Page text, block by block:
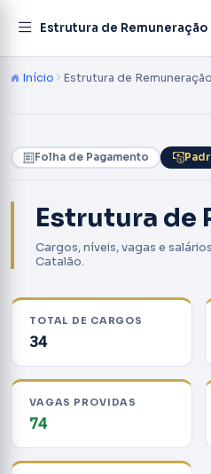
Estrutura de Remuneração
Início Estrutura de Remuneração
Folha de Pagamento
Estrutura de
Cargos, níveis, vagas e
Catalão.
TOTAL DE CARGOS
34
VAGAS PROVIDAS
74